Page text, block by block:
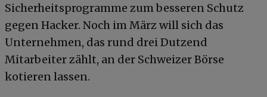
Sicherheitsprogramme zum besseren Schutz
gegen Hacker. Noch im März will sich das
Unternehmen, das rund drei Dutzend
Mitarbeiter zählt, an der Schweizer Börse
kotieren lassen.